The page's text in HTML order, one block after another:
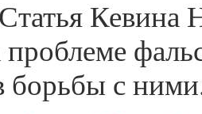
Кевина
борьбы с